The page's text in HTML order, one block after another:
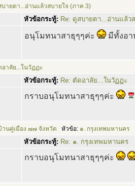
บายตา...อ่านแล้วสบายใจ (ภาค 3)
หัวข้อกระทู้: Re: ดูสบายตา...อ่านแล้ว
อนุโมทนาสาธุๆๆค่ะ มีทั้งอ
อาลัย...ในวัฏฏะ
หัวข้อกระทู้: Re: ตัดอาลัย...ในวัฏฏะ
กราบอนุโมทนาสาธุๆๆค่ะ
านคู่เมือง ๗๗ จังหวัด หัวข้อ: ๑. กรุงเทพมหานคร
หัวข้อกระทู้: Re: ๑. กรุงเทพมหานคร
กราบอนุโมทนาสาธุๆๆค่ะ